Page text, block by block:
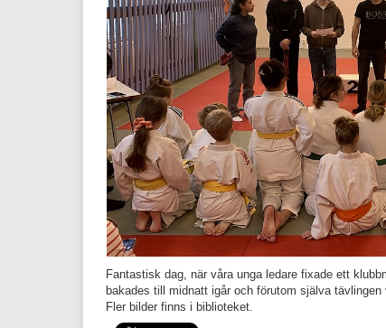
Fantastisk dag, när våra unga ledare fixade ett
bakades till midnatt igår och förutom själva
Fler bilder finns i biblioteket.